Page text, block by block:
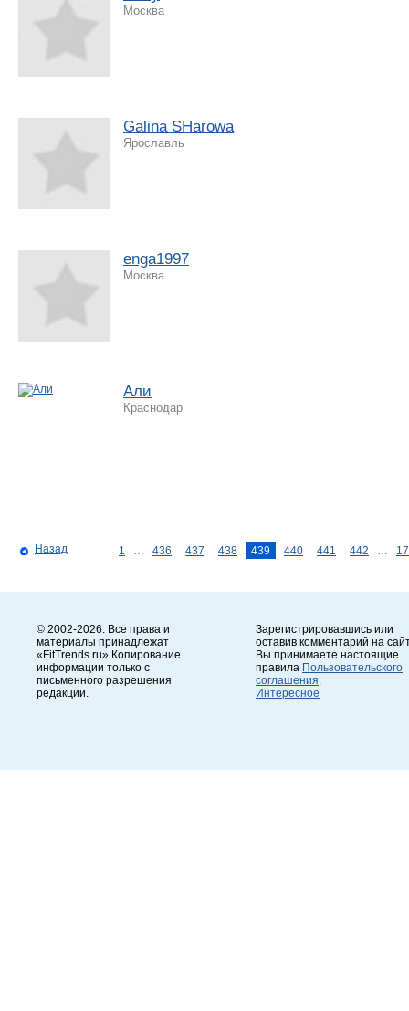
Москва
Galina SHarowa
Ярославль
enga1997
Москва
Али
Краснодар
Назад 1 436 437 438 439 440 441 442
© 2002-2026. Все права и
материалы принадлежат
«FitTrends.ru» Копирование
информации только с
письменного разрешения
редакции.
Зарегистрировавшись или
оставив комментарий на
Вы принимаете настоящие
правила Пользовательского
соглашения
Интересное